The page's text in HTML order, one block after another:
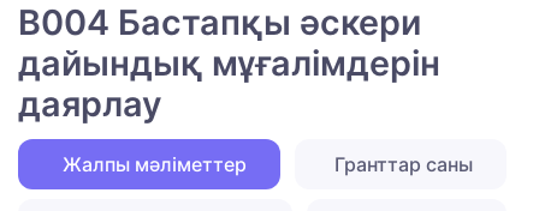
B004 Бастапқы әскери
дайындық мұғалімдерін
даярлау
Жалпы мәліметтер Гранттар саны